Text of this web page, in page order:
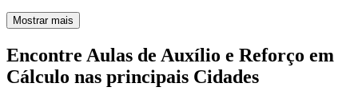
Mostrar mais
Encontre Aulas de Auxílio e Reforço em
Cálculo nas principais Cidades